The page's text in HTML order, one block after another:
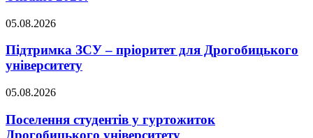
05.08.2026
Підтримка ЗСУ – пріоритет для Дрогобицького
університету
05.08.2026
Поселення студентів у гуртожиток
Дрогобицького університету